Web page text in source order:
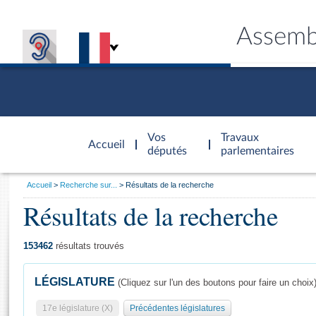
Accueil
d'accueil
Vos
députés
Travaux
parlementaires
Général
Vous
Accueil Recherche sur... Résultats de la recherche
Résultats de la recherche
153462 résultats trouvés
LÉGISLATURE (Cliquez sur l'un des boutons pour faire un choix)
17e législature (X) Précédentes législatures